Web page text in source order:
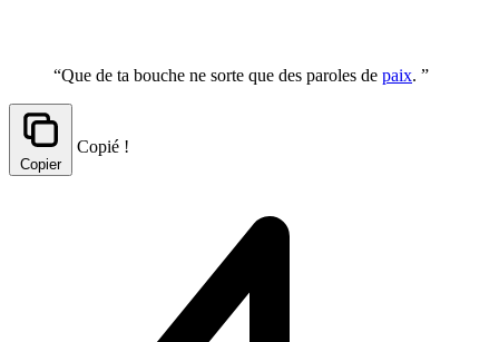
“Que de ta bouche ne sorte que des paroles de paix. ”
Copier
Copié !